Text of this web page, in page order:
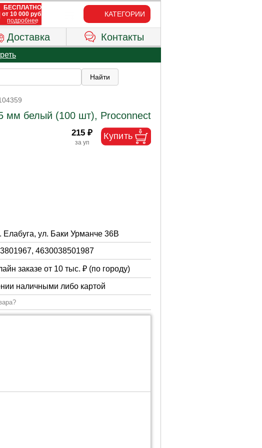
КАТЕГОРИИ
Доставка Контакты
мм белый (100 шт), Proconnect
215 ₽
Елабуга, ул. Баки Урманче 36В
4630038501987
заказе от 10 тыс. ₽ (по городу)
наличными либо картой